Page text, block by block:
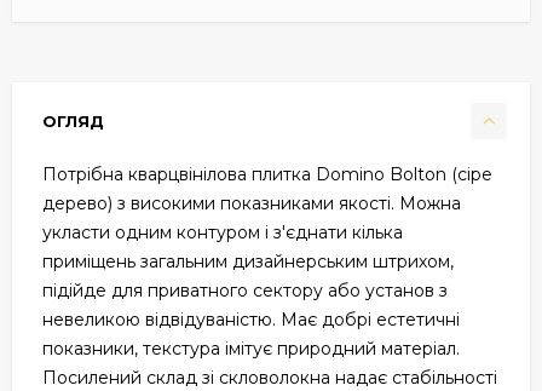
ОГЛЯД
Потрібна кварцвінілова плитка Domino Bolton (сіре
дерево) з високими показниками якості. Можна
укласти одним контуром і з'єднати кілька
приміщень загальним дизайнерським штрихом,
підійде для приватного сектору або установ з
невеликою відвідуваністю. Має добрі естетичні
показники, текстура імітує природний матеріал.
Посилений склад зі скловолокна надає стабільності